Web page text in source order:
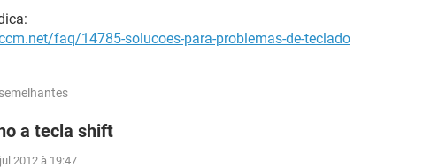
faq/14785-solucoes-para-problemas-de-teclado
a tecla shift
2012 à 19:47